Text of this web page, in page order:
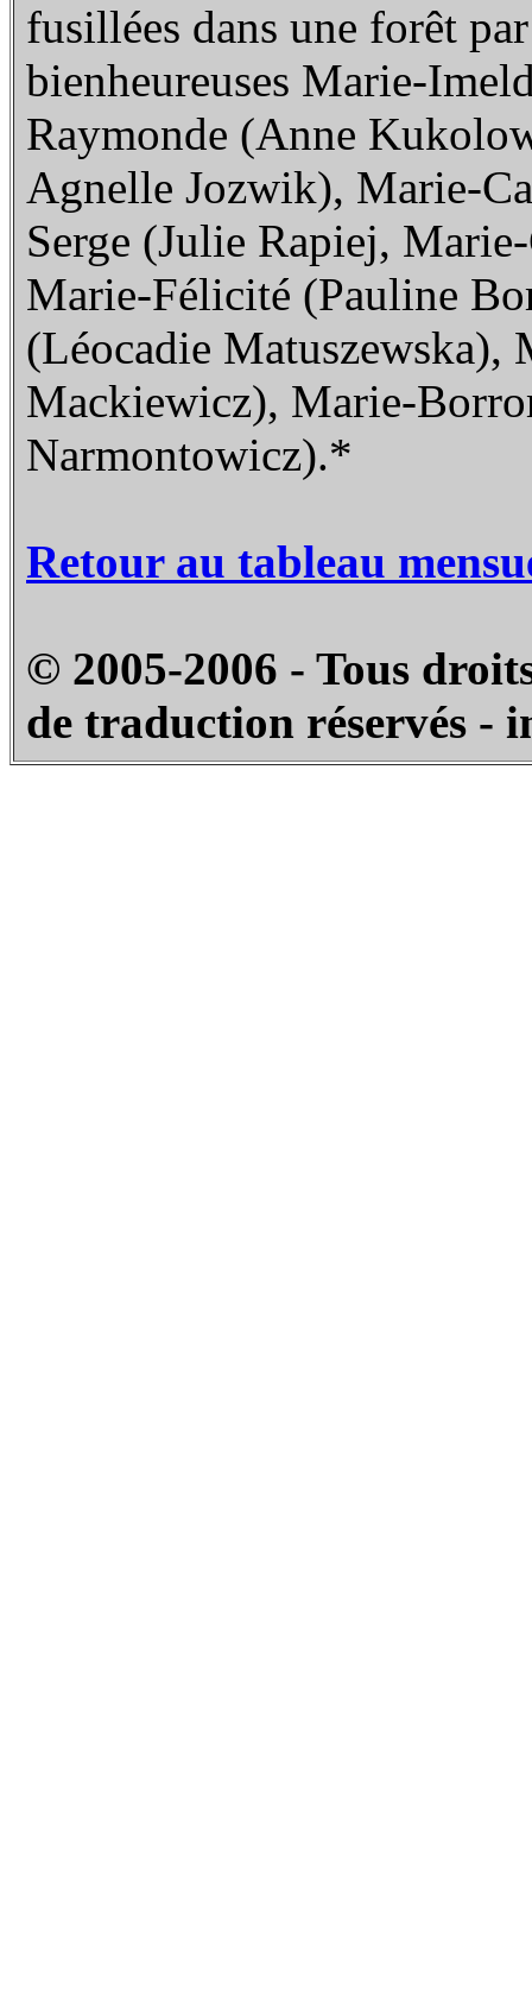
fusillées dans une forêt
bienheureuses Marie-
Raymonde (Anne
Agnelle Jozwik), Marie-
Serge (Julie Rapiej,
Marie-Félicité (Pauline
(Léocadie Matuszewska),
Mackiewicz), Marie-
Narmontowicz).*
Retour au tableau
© 2005-2006 - Tous
de traduction réservés -